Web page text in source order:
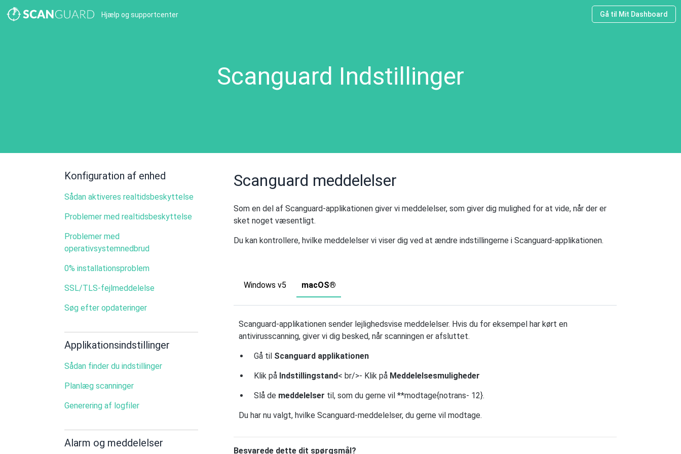
Hjælp og supportcenter Gå til Mit Dashboard
Scanguard Indstillinger
Konfiguration af enhed
Sådan aktiveres realtidsbeskyttelse
Problemer med realtidsbeskyttelse
Problemer med
operativsystemnedbrud
0% installationsproblem
SSL/TLS-fejlmeddelelse
Søg efter opdateringer
Applikationsindstillinger
Sådan finder du indstillinger
Planlæg scanninger
Generering af logfiler
Alarm og meddelelser
Scanguard meddelelser
Som en del af Scanguard-applikationen giver vi meddelelser, som giver dig mulighed for at vide, når der er
sket noget væsentligt.
Du kan kontrollere, hvilke meddelelser vi viser dig ved at ændre indstillingerne i Scanguard-applikationen.
Windows v5 macOS®
Scanguard-applikationen sender lejlighedsvise meddelelser. Hvis du for eksempel har kørt en
antivirusscanning, giver vi dig besked, når scanningen er afsluttet.
Gå til Scanguard applikationen
Klik på Indstillingstand< br/>- Klik på Meddelelsesmuligheder
Slå de meddelelser til, som du gerne vil **modtage{notrans- 12}.
Du har nu valgt, hvilke Scanguard-meddelelser, du gerne vil modtage.
Besvarede dette dit spørgsmål?